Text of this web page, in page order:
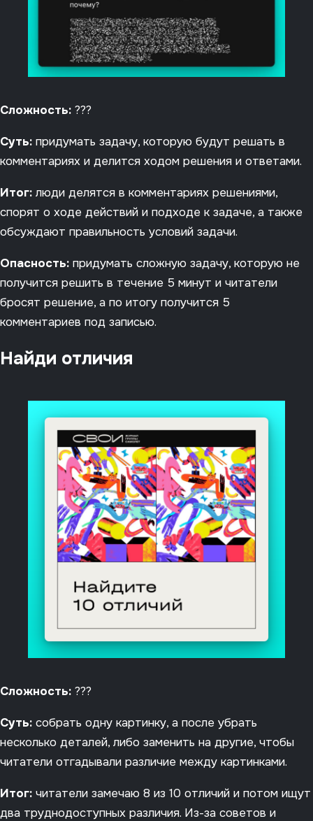
Сложность: ???
Суть: придумать задачу, которую будут решать в
комментариях и делится ходом решения и ответами.
Итог: люди делятся в комментариях решениями,
спорят о ходе действий и подходе к задаче, а также
обсуждают правильность условий задачи.
Опасность: придумать сложную задачу, которую не
получится решить в течение 5 минут и читатели
бросят решение, а по итогу получится 5
комментариев под записью.
Найди отличия
Сложность: ???
Суть: собрать одну картинку, а после убрать
несколько деталей, либо заменить на другие, чтобы
читатели отгадывали различие между картинками.
Итог: читатели замечаю 8 из 10 отличий и потом ищут
два труднодоступных различия. Из-за советов и